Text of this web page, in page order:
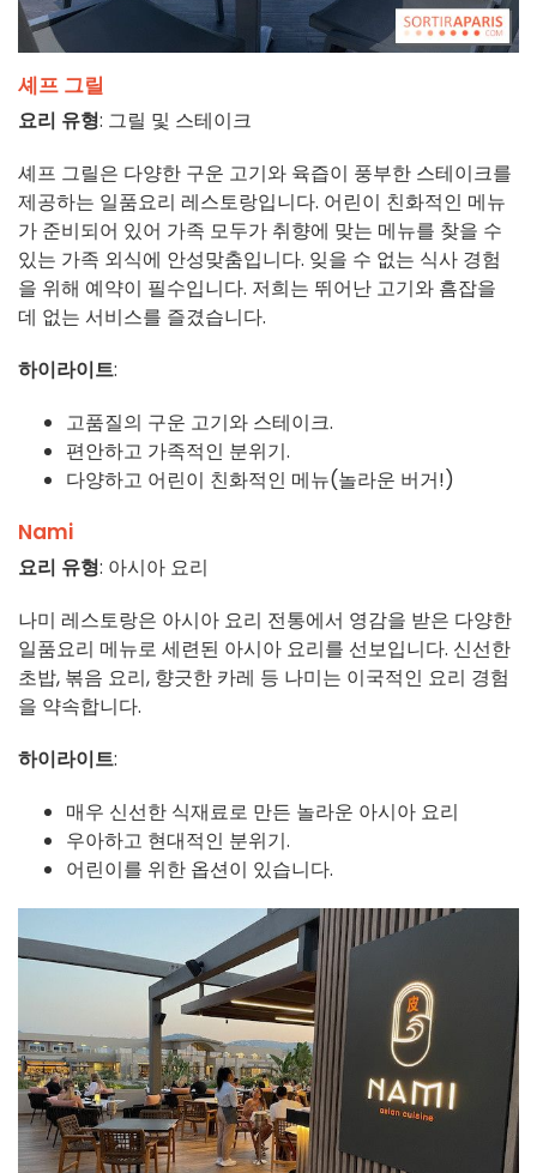
셰프 그릴
요리 유형: 그릴 및 스테이크
셰프 그릴은 다양한 구운 고기와 육즙이 풍부한 스테이크를
제공하는 일품요리 레스토랑입니다. 어린이 친화적인 메뉴
가 준비되어 있어 가족 모두가 취향에 맞는 메뉴를 찾을 수
있는 가족 외식에 안성맞춤입니다. 잊을 수 없는 식사 경험
을 위해 예약이 필수입니다. 저희는 뛰어난 고기와 흠잡을
데 없는 서비스를 즐겼습니다.
하이라이트:
고품질의 구운 고기와 스테이크.
편안하고 가족적인 분위기.
다양하고 어린이 친화적인 메뉴(놀라운 버거!)
Nami
요리 유형: 아시아 요리
나미 레스토랑은 아시아 요리 전통에서 영감을 받은 다양한
일품요리 메뉴로 세련된 아시아 요리를 선보입니다. 신선한
초밥, 볶음 요리, 향긋한 카레 등 나미는 이국적인 요리 경험
을 약속합니다.
하이라이트:
매우 신선한 식재료로 만든 놀라운 아시아 요리
우아하고 현대적인 분위기.
어린이를 위한 옵션이 있습니다.